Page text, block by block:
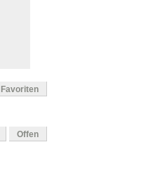
Favoriten
Offen